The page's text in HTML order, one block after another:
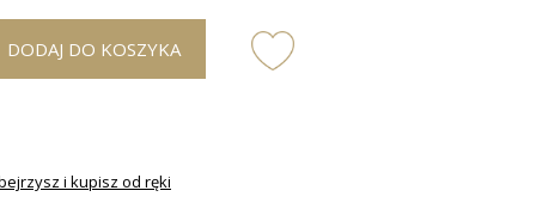
DODAJ DO KOSZYKA
i kupisz od ręki